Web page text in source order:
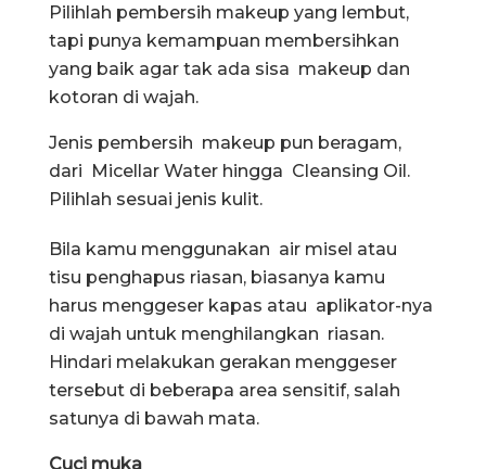
Pilihlah pembersih makeup yang lembut,
tapi punya kemampuan membersihkan
yang baik agar tak ada sisa makeup dan
kotoran di wajah.
Jenis pembersih makeup pun beragam,
dari Micellar Water hingga Cleansing Oil.
Pilihlah sesuai jenis kulit.
Bila kamu menggunakan air misel atau
tisu penghapus riasan, biasanya kamu
harus menggeser kapas atau aplikator-nya
di wajah untuk menghilangkan riasan.
Hindari melakukan gerakan menggeser
tersebut di beberapa area sensitif, salah
satunya di bawah mata.
Cuci muka